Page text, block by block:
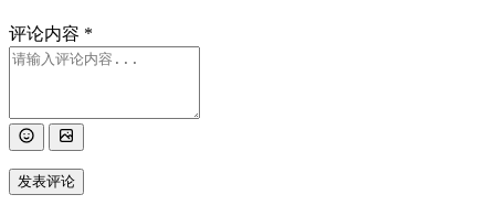
评论内容 *
发表评论